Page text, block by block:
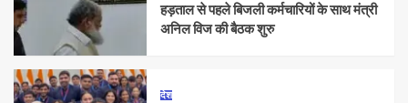
हड़ताल से पहले बिजली कर्मचारियों के साथ मंत्री
अनिल विज की बैठक शुरु
देश